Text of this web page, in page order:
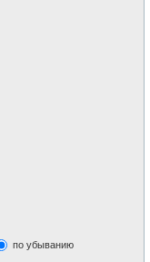
по убыванию